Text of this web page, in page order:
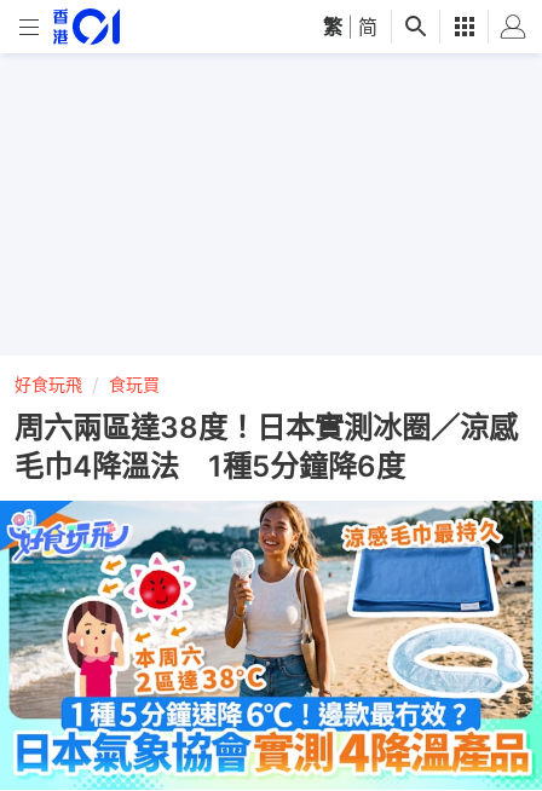
繁 简
好食玩飛 食玩買
周六兩區達38度！日本實測冰圈／涼感
毛巾4降溫法 1種5分鐘降6度